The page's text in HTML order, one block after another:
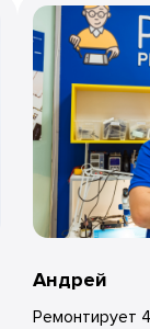
Андрей
Ремонтирует